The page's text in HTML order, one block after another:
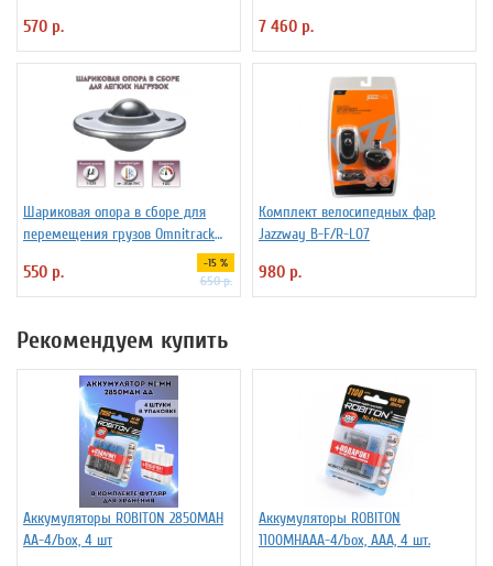
570 р. 7 460 р.
Шариковая опора в сборе для
перемещения грузов Omnitrack
550 р. -15 %
650 р.
Комплект велосипедных фар
Jazzway B-F/R-L07
980 р.
Рекомендуем купить
Аккумуляторы ROBITON 2850MAH
AA-4/box, 4 шт
Аккумуляторы ROBITON
1100MHAAA-4/box, ААА, 4 шт.